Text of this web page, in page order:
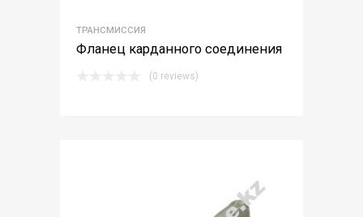
ТРАНСМИССИЯ
Фланец карданного соединения
(0 reviews)